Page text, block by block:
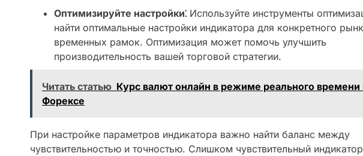
Оптимизируйте настройки⁚ Используйте инструменты
найти оптимальные настройки индикатора для конкретного
временных рамок. Оптимизация может помочь улучшить
производительность вашей торговой стратегии.
Читать статью Курс валют онлайн в режиме реального времени
Форексе
При настройке параметров индикатора важно найти баланс между
чувствительностью и точностью. Слишком чувствительный